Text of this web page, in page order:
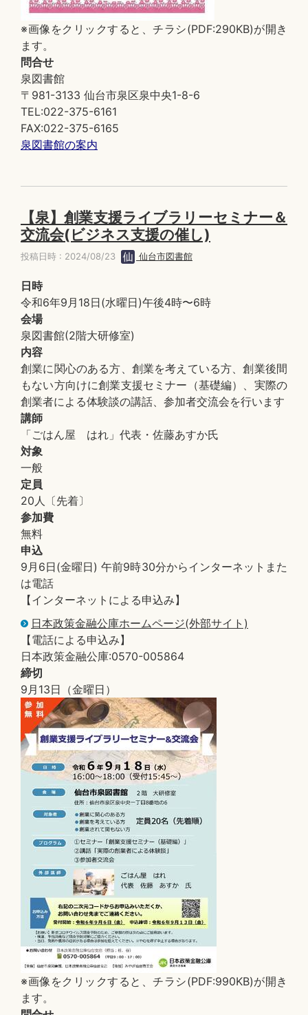
※画像をクリックすると、チラシ(PDF:290KB)が開き
ます。
問合せ
泉図書館
〒981-3133 仙台市泉区泉中央1-8-6
TEL:022-375-6161
FAX:022-375-6165
泉図書館の案内
【泉】創業支援ライブラリーセミナー＆
交流会(ビジネス支援の催し)
投稿日時 : 2024/08/23 仙台市図書館
日時
令和6年9月18日(水曜日)午後4時〜6時
会場
泉図書館(2階大研修室)
内容
創業に関心のある方、創業を考えている方、創業後間
もない方向けに創業支援セミナー（基礎編）、実際の
創業者による体験談の講話、参加者交流会を行います
講師
「ごはん屋 はれ」代表・佐藤あすか氏
対象
一般
定員
20人〔先着〕
参加費
無料
申込
9月6日(金曜日) 午前9時30分からインターネットまた
は電話
【インターネットによる申込み】
日本政策金融公庫ホームページ(外部サイト)
【電話による申込み】
日本政策金融公庫:0570-005864
締切
9月13日（金曜日）
※画像をクリックすると、チラシ(PDF:990KB)が開き
ます。